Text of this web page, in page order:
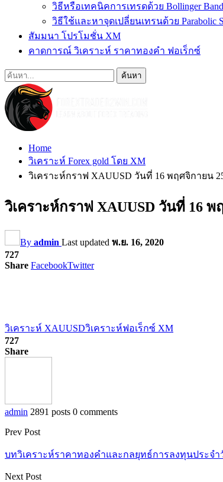
วิธีหรือเทคนิคการเทรดด้วย Bollinger
วิธีใช้และหาจุดเปลี่ยนเทรนด้วย Parabolic
สัมมนา โปรโมชั่น XM
คาดการณ์ วิเคราะห์ ราคาทองคำ ฟอเร็กซ์
Home
วิเคราะห์ Forex gold โดย XM
วิเคราะห์กราฟ XAUUSD วันที่ 16 พฤศจิกายน
วิเคราะห์กราฟ XAUUSD วันที่ 16
By admin Last updated พ.ย. 16, 2020
727
Share FacebookTwitter
วิเคราะห์ XAUUSDวิเคราะห์ฟอเร็กซ์ XM
727
Share
admin 2891 posts 0 comments
Prev Post
บทวิเคราะห์ราคาทองคำและกลยุทธ์การลงทุนประจำ
Next Post